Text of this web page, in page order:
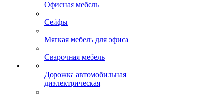
Офисная мебель
Сейфы
Мягкая мебель для офиса
Сварочная мебель
Дорожка автомобильная,
диэлектрическая